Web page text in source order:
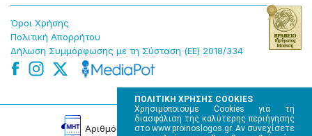
ΠΟΛΙΤΙΚΗ ΧΡΗΣΗΣ COOKIES
Χρησιμοποιούμε Cookies για τη
διασφάλιση της καλύτερης περιήγησης
στο www.proinoslogos.gr. Αν συνεχίσετε
Όροɩ Χρήσης
Πολɩτɩκή Απορρήτου
Δήλωση Συμμόρφωσης με τη Σύσταση (ΕΕ) 2018/334
Αρɩθμός Πɩστοποίησης Μ.Η.Τ. 220242